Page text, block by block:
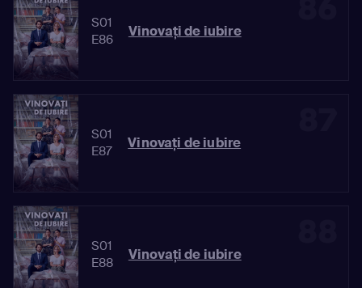
S01
E86
Vinovaţi de iubire
S01
E87
Vinovaţi de iubire
S01
E88
Vinovaţi de iubire